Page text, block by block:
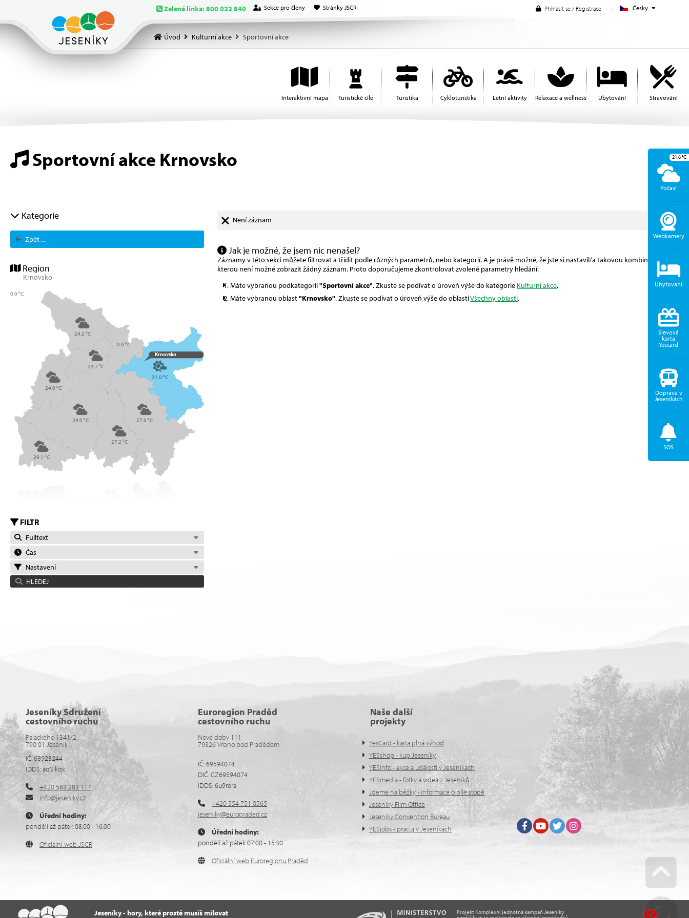
Česky
Přihlásit se / Registrace
Zelená linka: 800 022 840 Sekce pro členy Stránky JSCR
Úvod Kulturní akce Sportovní akce
Interaktivní mapa Turistické cíle Turistika Cykloturistika Letní aktivity Relaxace a wellness Ubytování Stravování
Sportovní akce Krnovsko
Kategorie
Zpět ...
Region
Krnovsko
23.7 °C
29.0 °C
24.2 °C
0.0 °C
29.1 °C
24.0 °C
27.6 °C
27.2 °C
31.0 °C
0.0 °C
Krnovsko
FILTR
Fulltext
Čas
Nastavení
HLEDEJ
Není záznam
Jak je možné, že jsem nic nenašel?
Záznamy v této sekci můžete filtrovat a třídit podle různých parametrů, nebo kategorií. A je právě možné, že jste si nastavil/a takovou kombinaci, pro
kterou není možné zobrazit žádný záznam. Proto doporučujeme zkontrolovat zvolené parametry hledání:
Máte vybranou podkategorii"Sportovní akce". Zkuste se podívat o úroveň výše do kategorie Kulturní akce.
Máte vybranou oblast"Krnovsko". Zkuste se podívat o úroveň výše do oblastiVšechny oblasti.
Jeseníky Sdružení
cestovního ruchu
Palackého 1341/2
790 01 Jeseník
IČ: 68923244
IDDS: aq3ikqx
+420 583 283 117
info@jeseniky.cz
Úřední hodiny:
pondělí až pátek 08:00 - 16:00
Oficiální web JSCR
Euroregion Praděd
cestovního ruchu
Nové doby 111
79326 Vrbno pod Pradědem
IČ: 69594074
DIČ: CZ69594074
IDDS: 6u9rera
+420 554 751 0565
jeseniky@europraded.cz
Úřední hodiny:
pondělí až pátek 07:00 - 15:30
Oficiální web Euroregionu Praděd
Naše další
projekty
YesCard - karta plná výhod
YESshop - kup Jeseníky
YESinfo - akce a události v Jeseníkách
YESmedia - fotky a videa z Jeseníků
Jdeme na běžky - informace o bíle stopě
Jeseníky Film Office
Jeseníky Convention Bureau
YESjobs - pracuj v Jeseníkách
FacebookYoutubeTwitter Instagram
Jeseníky - hory, které prostě musíš milovat Projekt Komplexní jednotná kampaň Jeseníky Go
Počasí
21.6°C
Webkamery
Ubytování
Slevová
karta
Yescard
Doprava v
Jeseníkách
SOS